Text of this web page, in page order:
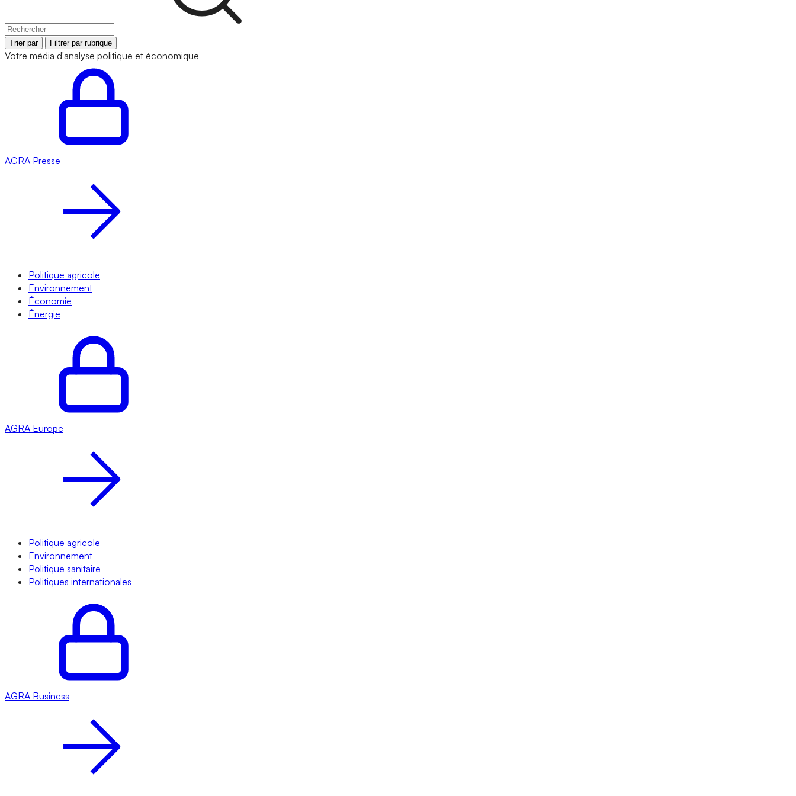
Trier par Filtrer par rubrique
Votre média d'analyse politique et économique
AGRA Presse
Politique agricole
Environnement
Économie
Énergie
AGRA Europe
Politique agricole
Environnement
Politique sanitaire
Politiques internationales
AGRA Business